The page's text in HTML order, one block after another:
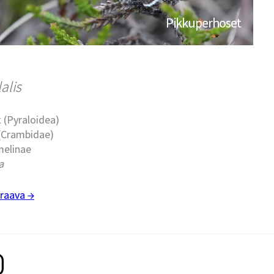
Pikkuperhoset
(Pyraloidea)
→